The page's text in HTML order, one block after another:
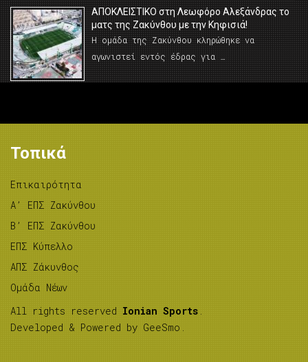
AΠΟΚΛΕΙΣΤΙΚΟ στη Λεωφόρο Αλεξάνδρας το
ματς της Ζακύνθου με την Κηφισιά!
Η ομάδα της Ζακύνθου κληρώθηκε να
αγωνιστεί εντός έδρας για …
Τοπικά
Επικαιρότητα
A’ ΕΠΣ Ζακύνθου
B’ ΕΠΣ Ζακύνθου
ΕΠΣ Κύπελλο
ΑΠΣ Ζάκυνθος
Ομάδα Νέων
All rights reserved Ionian Sports .
Developed & Powered by GeeSmo .